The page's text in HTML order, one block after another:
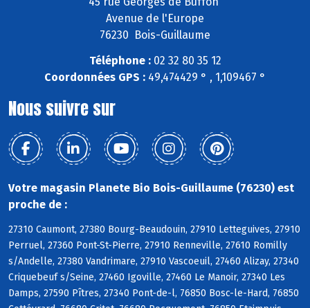
Avenue de l'Europe
76230 Bois-Guillaume
Téléphone :02 32 80 35 12
Coordonnées GPS : 49,474429 ° , 1,109467 °
Nous suivre sur
Votre magasin Planete Bio Bois-Guillaume (76230) est
proche de :
27310 Caumont, 27380 Bourg-Beaudouin, 27910 Letteguives, 27910
Perruel, 27360 Pont-St-Pierre, 27910 Renneville, 27610 Romilly
s/Andelle, 27380 Vandrimare, 27910 Vascoeuil, 27460 Alizay, 27340
Criquebeuf s/Seine, 27460 Igoville, 27460 Le Manoir, 27340 Les
Damps, 27590 Pîtres, 27340 Pont-de-l, 76850 Bosc-le-Hard, 76850